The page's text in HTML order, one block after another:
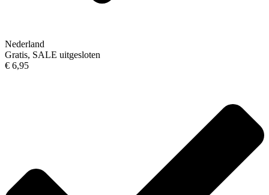
Nederland
Gratis, SALE uitgesloten
€ 6,95